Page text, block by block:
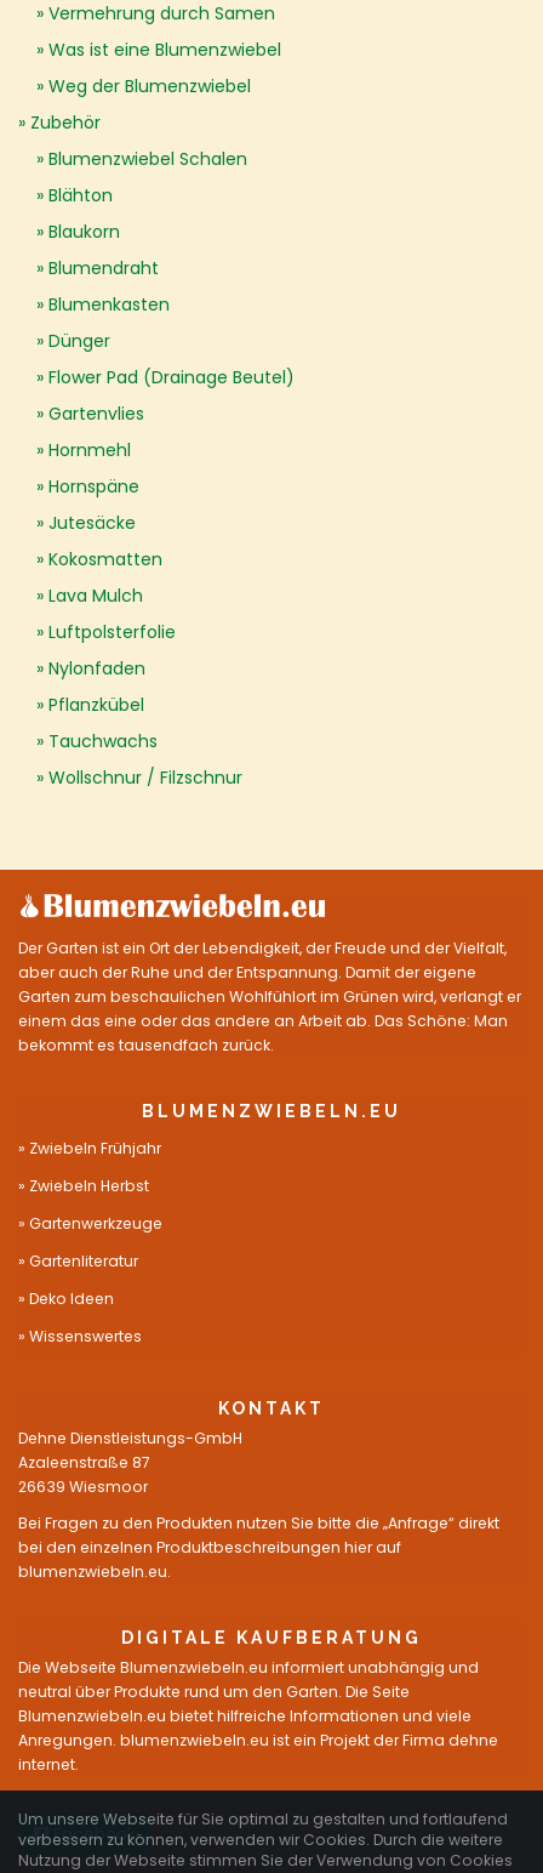
Vermehrung durch Samen
Was ist eine Blumenzwiebel
Weg der Blumenzwiebel
Zubehör
Blumenzwiebel Schalen
Blähton
Blaukorn
Blumendraht
Blumenkasten
Dünger
Flower Pad (Drainage Beutel)
Gartenvlies
Hornmehl
Hornspäne
Jutesäcke
Kokosmatten
Lava Mulch
Luftpolsterfolie
Nylonfaden
Pflanzkübel
Tauchwachs
Wollschnur / Filzschnur
Der Garten ist ein Ort der Lebendigkeit, der Freude und der Vielfalt,
aber auch der Ruhe und der Entspannung. Damit der eigene
Garten zum beschaulichen Wohlfühlort im Grünen wird, verlangt er
einem das eine oder das andere an Arbeit ab. Das Schöne: Man
bekommt es tausendfach zurück.
BLUMENZWIEBELN.EU
Zwiebeln Frühjahr
Zwiebeln Herbst
Gartenwerkzeuge
Gartenliteratur
Deko Ideen
Wissenswertes
KONTAKT
Dehne Dienstleistungs-GmbH
Azaleenstraße 87
26639 Wiesmoor
Bei Fragen zu den Produkten nutzen Sie bitte die „Anfrage“ direkt
bei den einzelnen Produktbeschreibungen hier auf
blumenzwiebeln.eu.
DIGITALE KAUFBERATUNG
Die Webseite Blumenzwiebeln.eu informiert unabhängig und
neutral über Produkte rund um den Garten. Die Seite
Blumenzwiebeln.eu bietet hilfreiche Informationen und viele
Anregungen. blumenzwiebeln.eu ist ein Projekt der Firma dehne
internet.
Facebook
Um unsere Webseite für Sie optimal zu gestalten und fortlaufend
verbessern zu können, verwenden wir Cookies. Durch die weitere
Nutzung der Webseite stimmen Sie der Verwendung von Cookies